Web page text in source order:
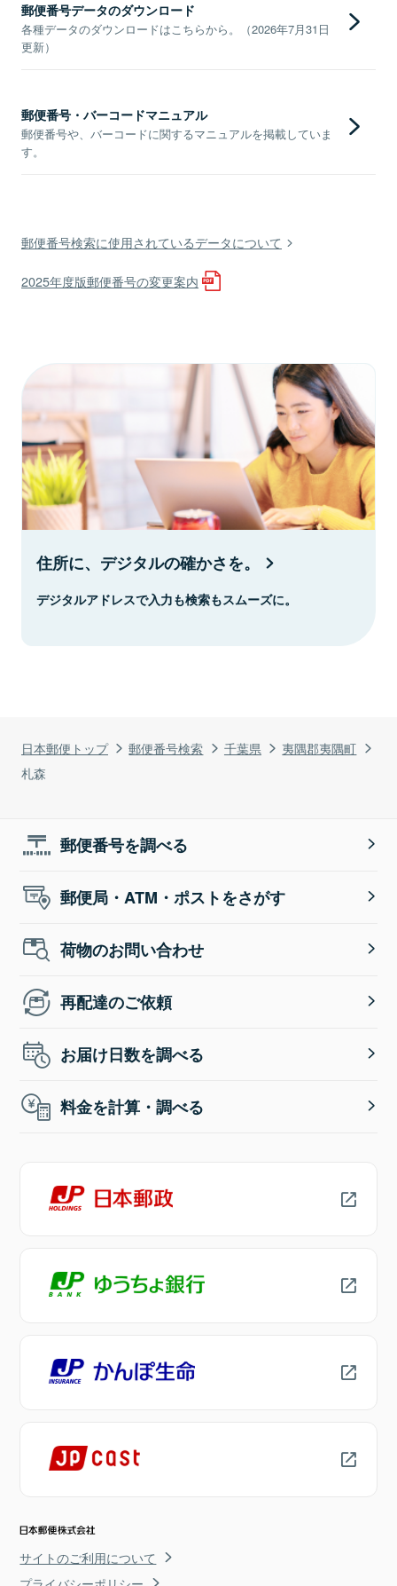
日本郵便トップ 郵便番号検索 千葉県
夷隅郡夷隅町
札森
郵便番号データのダウンロード
各種データのダウンロードはこちらから。（2026年7月31日
更新）
郵便番号・バーコードマニュアル
郵便番号や、バーコードに関するマニュアルを掲載していま
す。
郵便番号検索に使用されているデータについて
2025年度版郵便番号の変更案内
住所に、デジタルの確かさを。
デジタルアドレスで入力も検索もスムーズに。
郵便番号を調べる
郵便局・ATM・ポストをさがす
荷物のお問い合わせ
再配達のご依頼
お届け日数を調べる
料金を計算・調べる
サイトのご利用について